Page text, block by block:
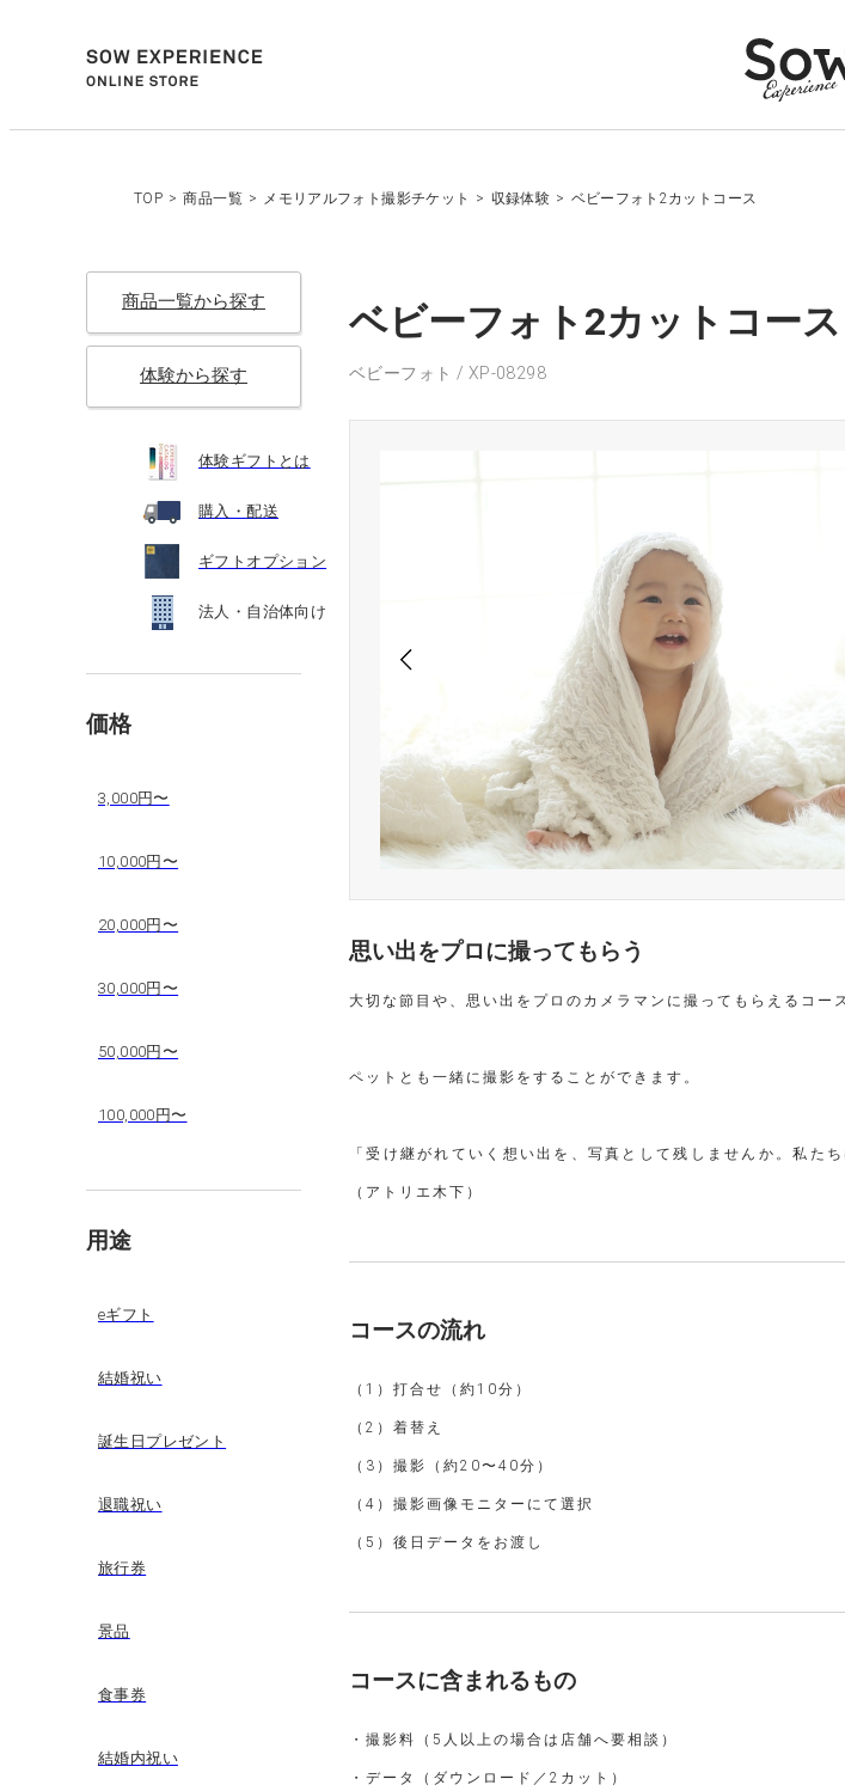
TOP > 商品一覧 > メモリアルフォト撮影チケット > 収録体験 > ベビーフォト2カットコース
商品一覧から探す
体験から探す
体験ギフトとは
購入・配送
ギフトオプション
法人・自治体向け
価格
3,000円〜
10,000円〜
20,000円〜
30,000円〜
50,000円〜
100,000円〜
用途
eギフト
結婚祝い
誕生日プレゼント
退職祝い
旅行券
景品
食事券
結婚内祝い
ベビーフォト2カットコー
ベビーフォト / XP-08298
思い出をプロに撮ってもらう
大切な節目や、思い出をプロのカメラマンに撮ってもらえるコ
ペットとも一緒に撮影をすることができます。
「受け継がれていく想い出を、写真として残しませんか。私た
（アトリエ木下）
コースの流れ
（1）打合せ（約10分）
（2）着替え
（3）撮影（約20〜40分）
（4）撮影画像モニターにて選択
（5）後日データをお渡し
コースに含まれるもの
・撮影料（5人以上の場合は店舗へ要相談）
・データ（ダウンロード／2カット）